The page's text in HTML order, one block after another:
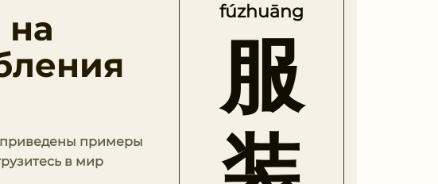
на
приведены примеры
в мир
fúzhuāng
服